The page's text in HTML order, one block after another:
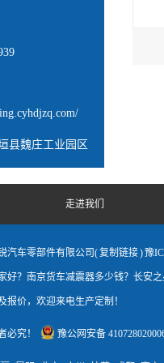
县魏庄工业园区
走进我们
汽车零部件有限公司(复制链接)豫
好？南京货车减震器多少钱？长安
报价，欢迎来电生产定制！
必究！ 豫公网安备